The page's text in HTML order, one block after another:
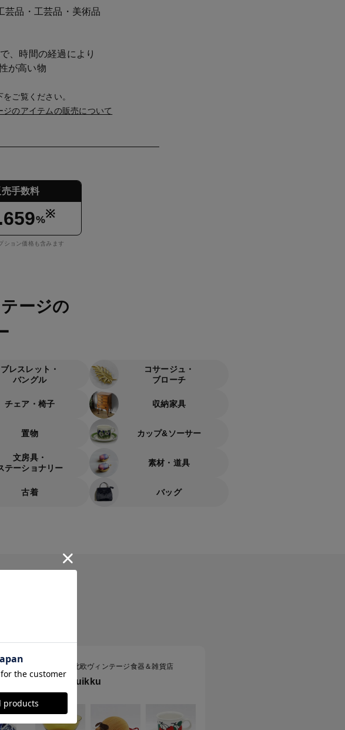
芸品・工芸品・美術品
、時間の経過により
が高い物
ご覧ください。
のアイテムの販売について
売手数料
%※
ション価格も含みます
ージの
ブレスレット・
バングル
コサージュ・
ブローチ
チェア・椅子 収納家具
置物 カップ&ソーサー
文房具・
テーショナリー
素材・道具
古着 バッグ
躍
北欧ヴィンテージ食器＆雑貨店
tuikku